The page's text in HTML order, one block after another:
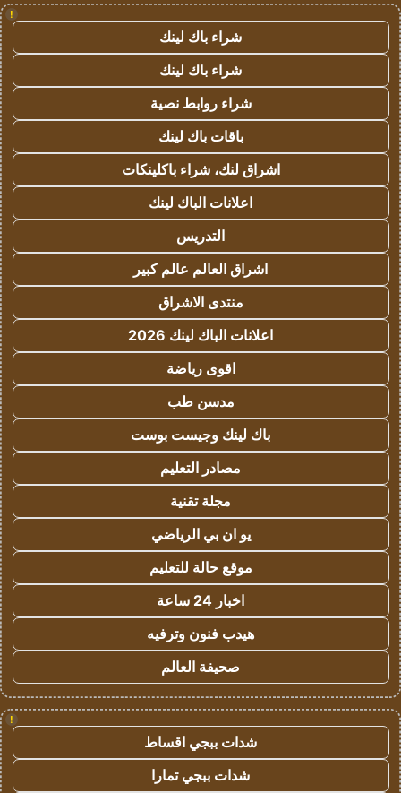
!
شراء باك لينك
شراء باك لينك
شراء روابط نصية
باقات باك لينك
اشراق لنك، شراء باكلينكات
اعلانات الباك لينك
التدريس
اشراق العالم عالم كبير
منتدى الاشراق
اعلانات الباك لينك 2026
اقوى رياضة
مدسن طب
باك لينك وجيست بوست
مصادر التعليم
مجلة تقنية
يو ان بي الرياضي
موقع حالة للتعليم
اخبار 24 ساعة
هيدب فنون وترفيه
صحيفة العالم
!
شدات ببجي اقساط
شدات ببجي تمارا